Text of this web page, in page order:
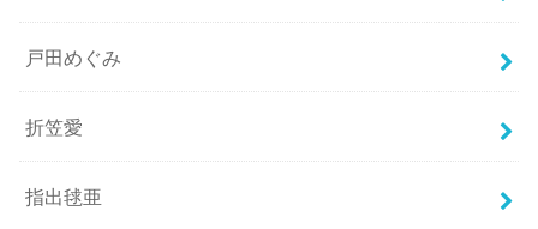
戸田めぐみ
折笠愛
指出毬亜